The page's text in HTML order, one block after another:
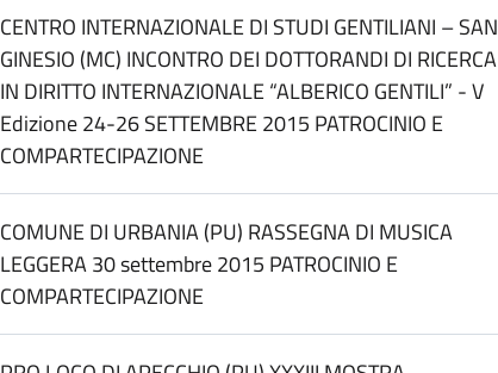
CENTRO INTERNAZIONALE DI STUDI GENTILIANI – SAN
GINESIO (MC) INCONTRO DEI DOTTORANDI DI RICERCA
IN DIRITTO INTERNAZIONALE “ALBERICO GENTILI” - V
Edizione 24-26 SETTEMBRE 2015 PATROCINIO E
COMPARTECIPAZIONE
COMUNE DI URBANIA (PU) RASSEGNA DI MUSICA
LEGGERA 30 settembre 2015 PATROCINIO E
COMPARTECIPAZIONE